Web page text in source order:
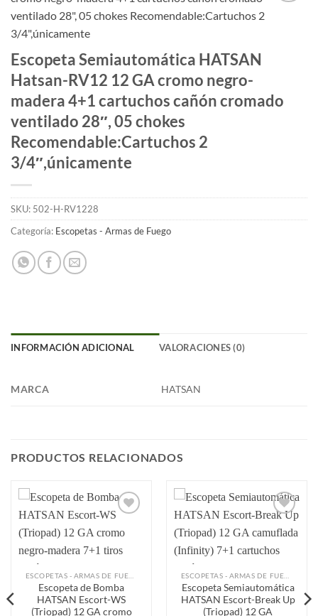
Escopeta Semiautomática HATSAN
Hatsan-RV12 12 GA cromo negro-
madera 4+1 cartuchos cañón cromado
ventilado 28″, 05 chokes
Recomendable:Cartuchos 2
3/4″,únicamente
SKU: 502-H-RV1228
Categoría: Escopetas - Armas de Fuego
INFORMACIÓN ADICIONAL VALORACIONES (0)
MARCA HATSAN
PRODUCTOS RELACIONADOS
a la
deseos
Escopeta de Bomba
HATSAN Escort-WS
(Triopad) 12 GA cromo
a la
deseos
Escopeta Semiautomática
HATSAN Escort-Break Up
(Triopad) 12 GA